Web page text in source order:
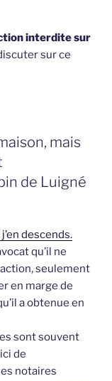
interdite sur
sur ce
mais
de Luigné
descends.
qu’il ne
seulement
en marge de
a obtenue en
sont souvent
de
notaires